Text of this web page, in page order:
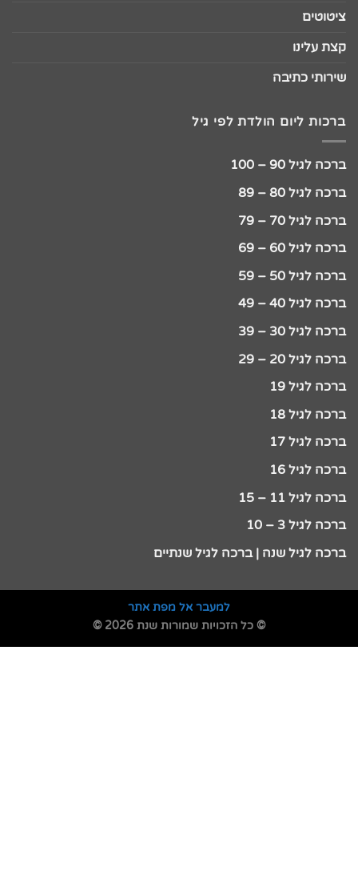
ציטוטים
קצת עלינו
שירותי כתיבה
ברכות ליום הולדת לפי גיל
ברכה לגיל 90 – 100
ברכה לגיל 80 – 89
ברכה לגיל 70 – 79
ברכה לגיל 60 – 69
ברכה לגיל 50 – 59
ברכה לגיל 40 – 49
ברכה לגיל 30 – 39
ברכה לגיל 20 – 29
ברכה לגיל 19
ברכה לגיל 18
ברכה לגיל 17
ברכה לגיל 16
ברכה לגיל 11 – 15
ברכה לגיל 3 – 10
ברכה לגיל שנה | ברכה לגיל שנתיים
למעבר אל מפת אתר
© כל הזכויות שמורות שנת 2026 ©